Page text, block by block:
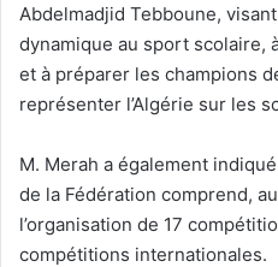
Abdelmadjid Tebboune,
dynamique au sport scolaire,
et à préparer les champions
représenter l’Algérie sur les
M. Merah a également
de la Fédération comprend,
l’organisation de 17
compétitions internationales.